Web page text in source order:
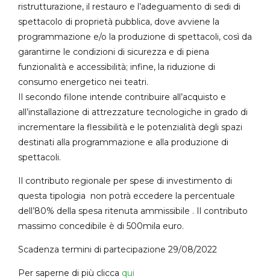
ristrutturazione, il restauro e l’adeguamento di sedi di
spettacolo di proprietà pubblica, dove avviene la
programmazione e/o la produzione di spettacoli, così da
garantirne le condizioni di sicurezza e di piena
funzionalità e accessibilità; infine, la riduzione di
consumo energetico nei teatri.
Il secondo filone intende contribuire all’acquisto e
all’installazione di attrezzature tecnologiche in grado di
incrementare la flessibilità e le potenzialità degli spazi
destinati alla programmazione e alla produzione di
spettacoli.
Il contributo regionale per spese di investimento di
questa tipologia non potrà eccedere la percentuale
dell’80% della spesa ritenuta ammissibile . Il contributo
massimo concedibile è di 500mila euro.
Scadenza termini di partecipazione 29/08/2022
Per saperne di più clicca qui